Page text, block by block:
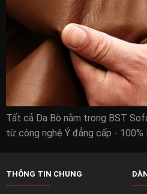
zSofa – cung cấp những
phẩm nội thất cao cấp:
Nhắc đến zSofa khách hàng
lượng ghế sofa.
Với những bộ ghế sofa đảm
nhất để khách hàng chọn lựa.
Chọn nội thất cao cấp, hãy
Tất cả Da Bò nằm trong BST
từ công nghệ Ý đẳng cấp - 100%
THÔNG TIN CHUNG